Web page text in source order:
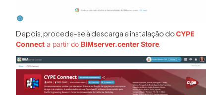
Depois, procede-se à descarga e instalação doCYPE
Connect a partir do BIMserver.center Store